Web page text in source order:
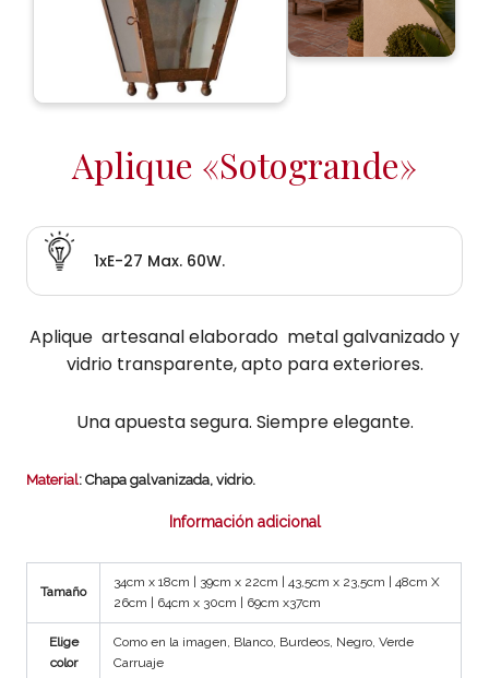
Aplique «Sotogrande»
1xE-27 Max. 60W.
Aplique artesanal elaborado metal galvanizado y
vidrio transparente, apto para exteriores.
Una apuesta segura. Siempre elegante.
Material: Chapa galvanizada, vidrio.
Información adicional
Tamaño
34cm x 18cm | 39cm x 22cm | 43,5cm x 23,5cm | 48cm X
26cm | 64cm x 30cm | 69cm x37cm
Elige
color
Como en la imagen, Blanco, Burdeos, Negro, Verde
Carruaje